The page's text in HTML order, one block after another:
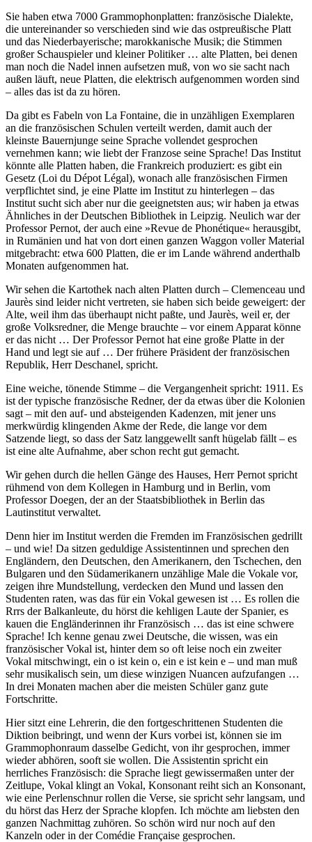
Sie haben etwa 7000 Grammophonplatten: französische Dialekte,
die untereinander so verschieden sind wie das ostpreußische Platt
und das Niederbayerische; marokkanische Musik; die Stimmen
großer Schauspieler und kleiner Politiker … alte Platten, bei denen
man noch die Nadel innen aufsetzen muß, von wo sie sacht nach
außen läuft, neue Platten, die elektrisch aufgenommen worden sind
– alles das ist da zu hören.
Da gibt es Fabeln von La Fontaine, die in unzähligen Exemplaren
an die französischen Schulen verteilt werden, damit auch der
kleinste Bauernjunge seine Sprache vollendet gesprochen
vernehmen kann; wie liebt der Franzose seine Sprache! Das Institut
könnte alle Platten haben, die Frankreich produziert: es gibt ein
Gesetz (Loi du Dépot Légal), wonach alle französischen Firmen
verpflichtet sind, je eine Platte im Institut zu hinterlegen – das
Institut sucht sich aber nur die geeignetsten aus; wir haben ja etwas
Ähnliches in der Deutschen Bibliothek in Leipzig. Neulich war der
Professor Pernot, der auch eine »Revue de Phonétique« herausgibt,
in Rumänien und hat von dort einen ganzen Waggon voller Material
mitgebracht: etwa 600 Platten, die er im Lande während anderthalb
Monaten aufgenommen hat.
Wir sehen die Kartothek nach alten Platten durch – Clemenceau und
Jaurès sind leider nicht vertreten, sie haben sich beide geweigert: der
Alte, weil ihm das überhaupt nicht paßte, und Jaurès, weil er, der
große Volksredner, die Menge brauchte – vor einem Apparat könne
er das nicht … Der Professor Pernot hat eine große Platte in der
Hand und legt sie auf … Der frühere Präsident der französischen
Republik, Herr Deschanel, spricht.
Eine weiche, tönende Stimme – die Vergangenheit spricht: 1911. Es
ist der typische französische Redner, der da etwas über die Kolonien
sagt – mit den auf- und absteigenden Kadenzen, mit jener uns
merkwürdig klingenden Akme der Rede, die lange vor dem
Satzende liegt, so dass der Satz langgewellt sanft hügelab fällt – es
ist eine alte Aufnahme, aber schon recht gut gemacht.
Wir gehen durch die hellen Gänge des Hauses, Herr Pernot spricht
rühmend von dem Kollegen in Hamburg und in Berlin, vom
Professor Doegen, der an der Staatsbibliothek in Berlin das
Lautinstitut verwaltet.
Denn hier im Institut werden die Fremden im Französischen gedrillt
– und wie! Da sitzen geduldige Assistentinnen und sprechen den
Engländern, den Deutschen, den Amerikanern, den Tschechen, den
Bulgaren und den Südamerikanern unzählige Male die Vokale vor,
zeigen ihre Mundstellung, verdecken den Mund und lassen den
Studenten raten, was das für ein Vokal gewesen ist … Es rollen die
Rrrs der Balkanleute, du hörst die kehligen Laute der Spanier, es
kauen die Engländerinnen ihr Französisch … das ist eine schwere
Sprache! Ich kenne genau zwei Deutsche, die wissen, was ein
französischer Vokal ist, hinter dem so oft leise noch ein zweiter
Vokal mitschwingt, ein o ist kein o, ein e ist kein e – und man muß
sehr musikalisch sein, um diese winzigen Nuancen aufzufangen …
In drei Monaten machen aber die meisten Schüler ganz gute
Fortschritte.
Hier sitzt eine Lehrerin, die den fortgeschrittenen Studenten die
Diktion beibringt, und wenn der Kurs vorbei ist, können sie im
Grammophonraum dasselbe Gedicht, von ihr gesprochen, immer
wieder abhören, sooft sie wollen. Die Assistentin spricht ein
herrliches Französisch: die Sprache liegt gewissermaßen unter der
Zeitlupe, Vokal klingt an Vokal, Konsonant reiht sich an Konsonant,
wie eine Perlenschnur rollen die Verse, sie spricht sehr langsam, und
du hörst das Herz der Sprache klopfen. Ich möchte am liebsten den
ganzen Nachmittag zuhören. So schön wird nur noch auf den
Kanzeln oder in der Comédie Française gesprochen.